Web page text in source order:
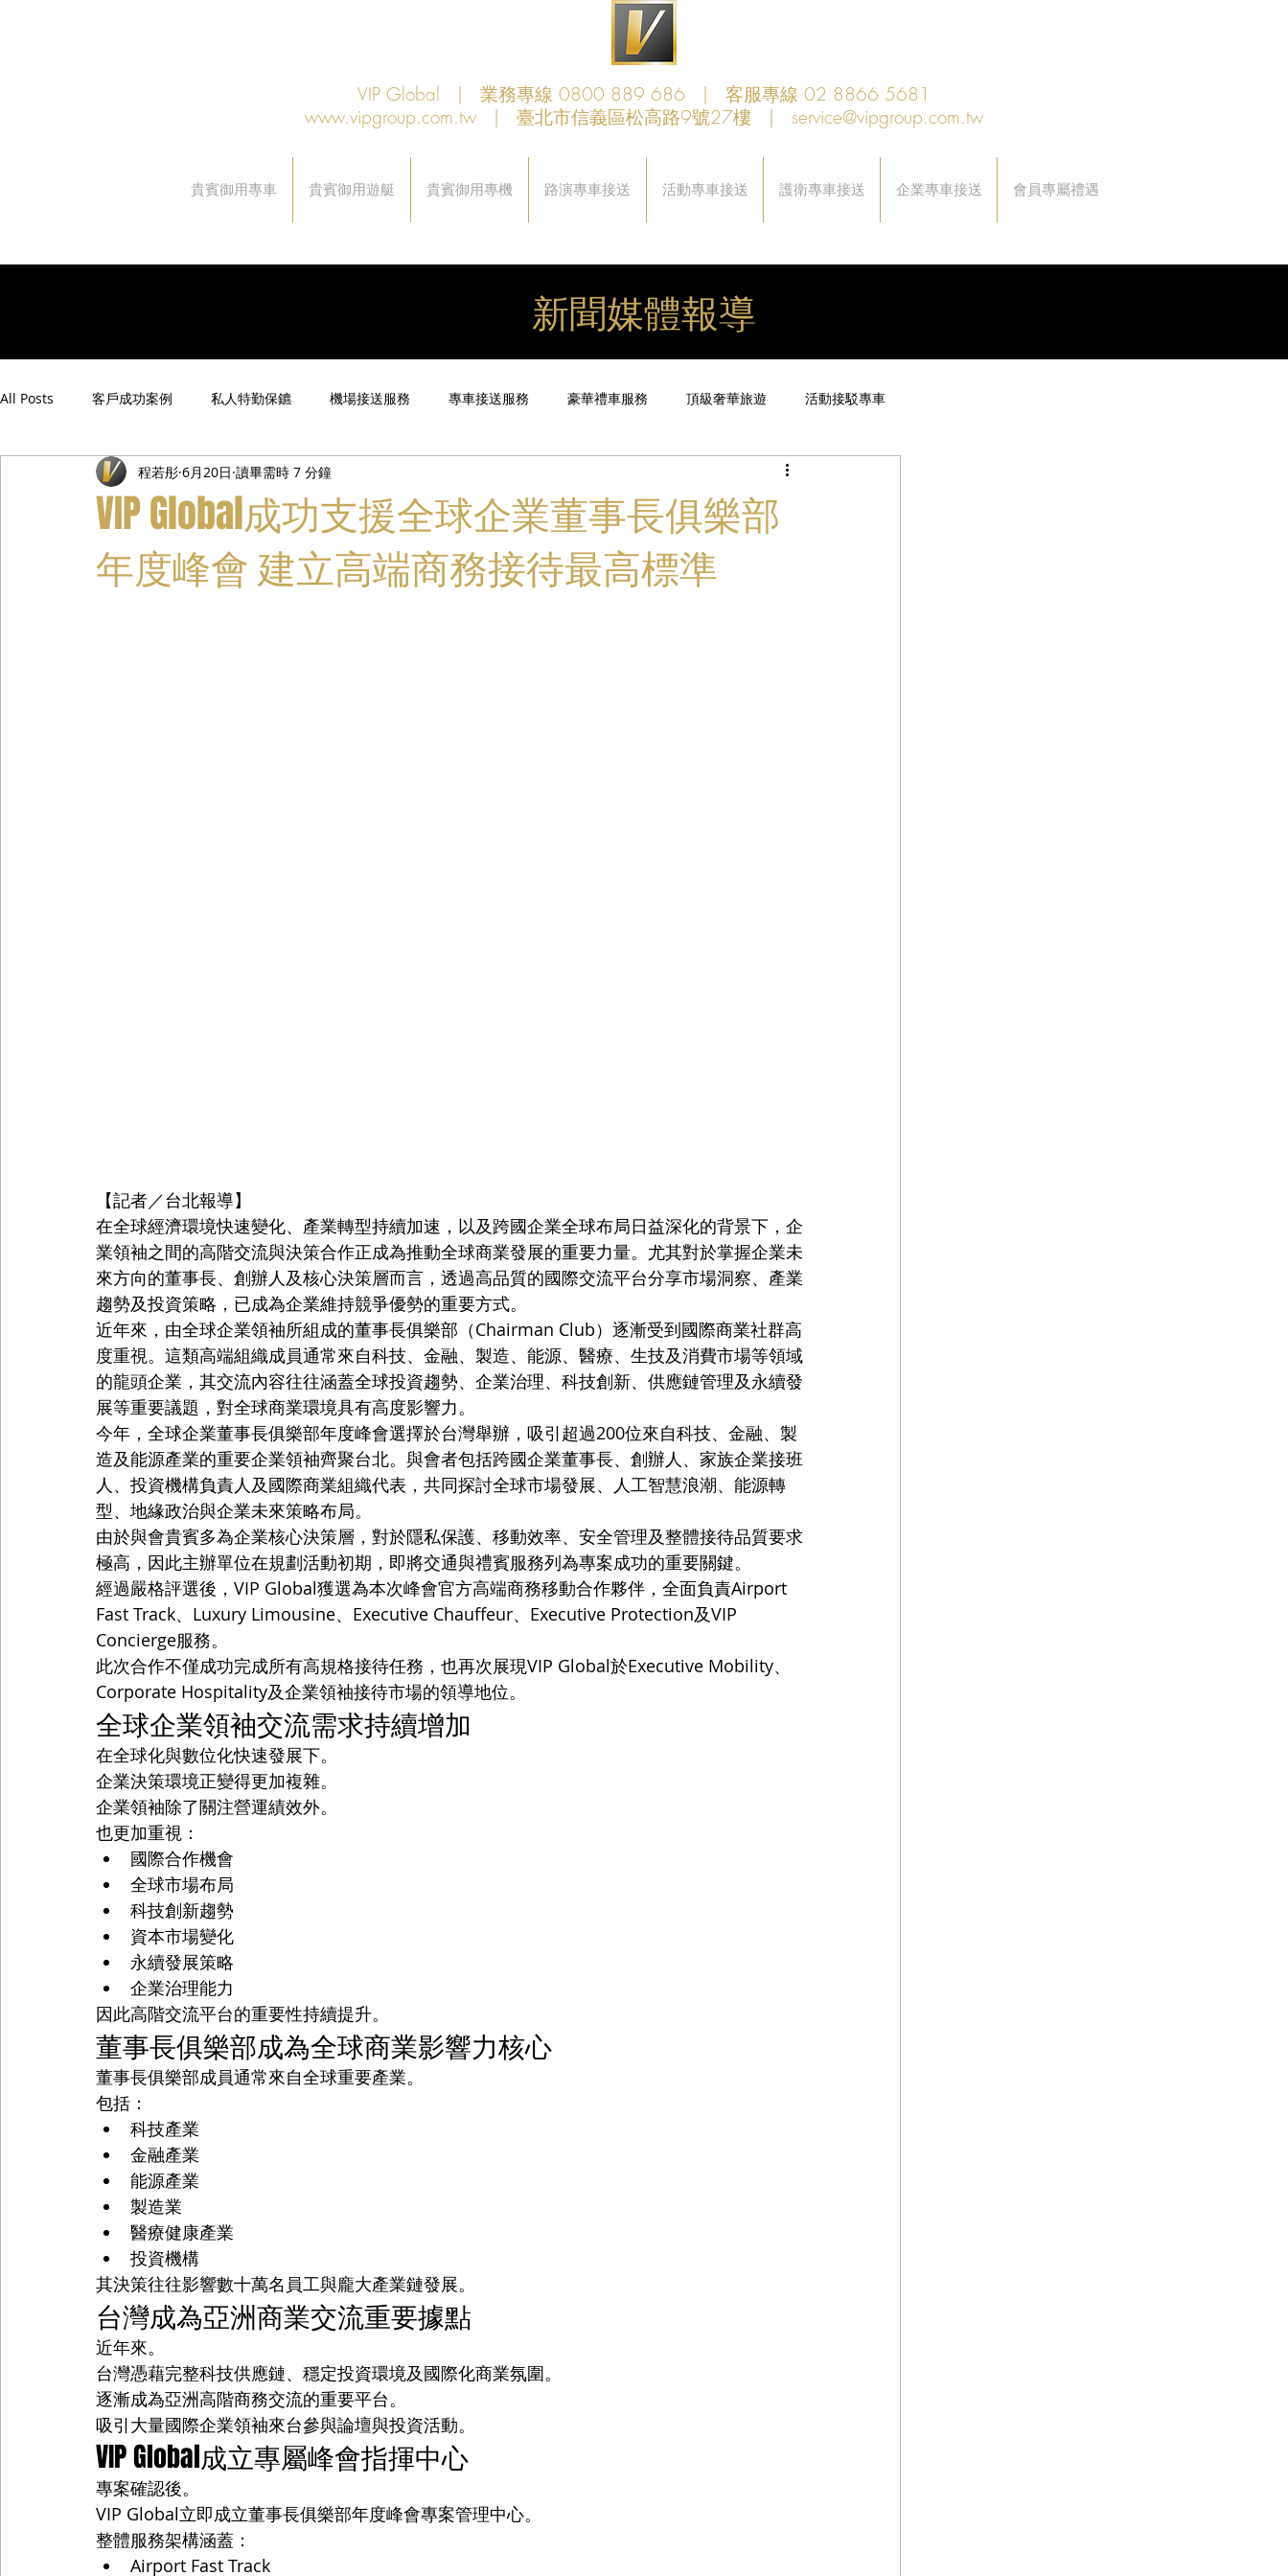
VIP Global | 業務專線 0800 889 686 | 客服專線 02 8866 5681
www.vipgroup.com.tw | 臺北市信義區松高路9號27樓 | service@vipgroup.com.tw
貴賓御用專車 貴賓御用遊艇 貴賓御用專機 路演專車接送 活動專車接送 護衛專車接送 企業專車接送 會員專屬禮遇
新聞媒體報導
All Posts 客戶成功案例 私人特勤保鑣 機場接送服務 專車接送服務 豪華禮車服務 頂級奢華旅遊 活動接駁專車
禮遇通關服務 主管專業司機 活動禮賓接待
VIP Global成功支援全球企業董事長俱樂部
年度峰會 建立高端商務接待最高標準
程若彤 6月20日 讀畢需時 7 分鐘
【記者／台北報導】
在全球經濟環境快速變化、產業轉型持續加速，以及跨國企業全球布局日益深化的背景下，企
業領袖之間的高階交流與決策合作正成為推動全球商業發展的重要力量。尤其對於掌握企業未
來方向的董事長、創辦人及核心決策層而言，透過高品質的國際交流平台分享市場洞察、產業
趨勢及投資策略，已成為企業維持競爭優勢的重要方式。
近年來，由全球企業領袖所組成的董事長俱樂部（Chairman Club）逐漸受到國際商業社群高
度重視。這類高端組織成員通常來自科技、金融、製造、能源、醫療、生技及消費市場等領域
的龍頭企業，其交流內容往往涵蓋全球投資趨勢、企業治理、科技創新、供應鏈管理及永續發
展等重要議題，對全球商業環境具有高度影響力。
今年，全球企業董事長俱樂部年度峰會選擇於台灣舉辦，吸引超過200位來自科技、金融、製
造及能源產業的重要企業領袖齊聚台北。與會者包括跨國企業董事長、創辦人、家族企業接班
人、投資機構負責人及國際商業組織代表，共同探討全球市場發展、人工智慧浪潮、能源轉
型、地緣政治與企業未來策略布局。
由於與會貴賓多為企業核心決策層，對於隱私保護、移動效率、安全管理及整體接待品質要求
極高，因此主辦單位在規劃活動初期，即將交通與禮賓服務列為專案成功的重要關鍵。
經過嚴格評選後，VIP Global獲選為本次峰會官方高端商務移動合作夥伴，全面負責Airport
Fast Track、Luxury Limousine、Executive Chauffeur、Executive Protection及VIP
Concierge服務。
此次合作不僅成功完成所有高規格接待任務，也再次展現VIP Global於Executive Mobility、
Corporate Hospitality及企業領袖接待市場的領導地位。
全球企業領袖交流需求持續增加
在全球化與數位化快速發展下。
企業決策環境正變得更加複雜。
企業領袖除了關注營運績效外。
也更加重視：
國際合作機會
全球市場布局
科技創新趨勢
資本市場變化
永續發展策略
企業治理能力
因此高階交流平台的重要性持續提升。
董事長俱樂部成為全球商業影響力核心
董事長俱樂部成員通常來自全球重要產業。
包括：
科技產業
金融產業
能源產業
製造業
醫療健康產業
投資機構
其決策往往影響數十萬名員工與龐大產業鏈發展。
台灣成為亞洲商業交流重要據點
近年來。
台灣憑藉完整科技供應鏈、穩定投資環境及國際化商業氛圍。
逐漸成為亞洲高階商務交流的重要平台。
吸引大量國際企業領袖來台參與論壇與投資活動。
VIP Global成立專屬峰會指揮中心
專案確認後。
VIP Global立即成立董事長俱樂部年度峰會專案管理中心。
整體服務架構涵蓋：
Airport Fast Track